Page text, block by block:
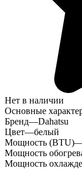
Нет в наличии
Основные
Бренд—Dahatsu
Цвет—белый
Мощность (BTU)
Мощность
Мощность